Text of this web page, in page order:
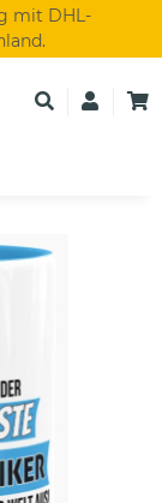
mit DHL-